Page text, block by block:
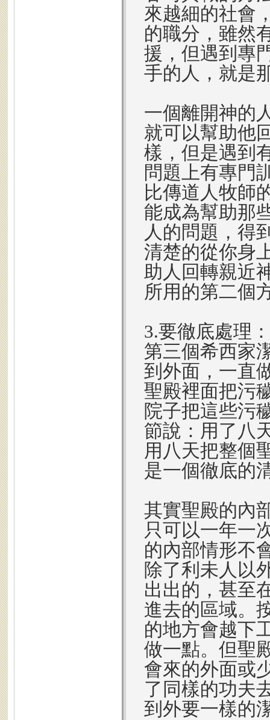
來越細的社會
的職分，雖然
援，但遇到專
手的人，就是
一個離開神的
就可以幫助他
樣，但是遇到
問題上有專門
比傳道人牧師
能成為幫助那
人的問題，得
清楚的從你身
助人回轉親近
所用的第二個
3.要徹底處理：
第三個希西家
到外面，一直
聖殿裡面把污
院子把這些污
節說：用了八
用八天把整個
是一個徹底的
其實聖殿的內
只可以一年一
的內部情形不
除了利未人以
出出的，甚至
進去的區域。
的地方會越下
做一點。但聖
會來的外面或
了同樣的功夫
到外要一樣的